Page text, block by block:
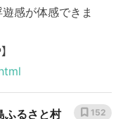
感が体感できま
るさと村 152